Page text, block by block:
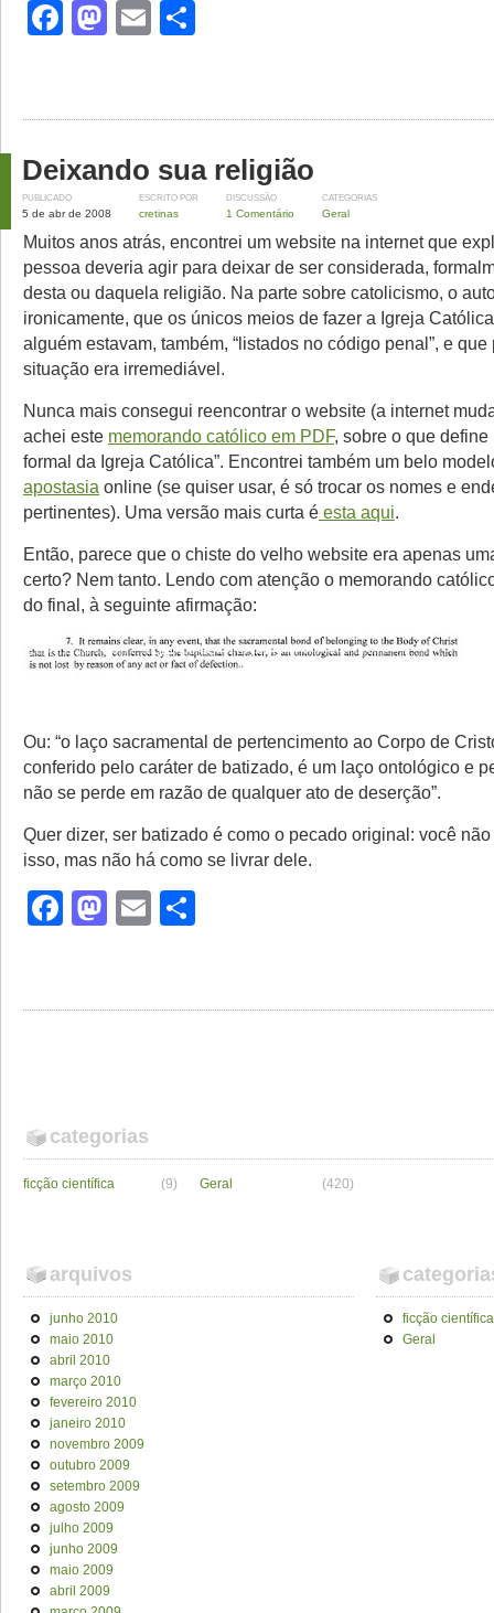
Facebook
Mastodon
Email
Deixando sua religião
PUBLICADO
5 de abr de 2008
ESCRITO POR
cretinas
DISCUSSÃO
1 Comentário
CATEGORIAS
Geral
Muitos anos atrás, encontrei um website na internet que
pessoa deveria agir para deixar de ser considerada,
desta ou daquela religião. Na parte sobre catolicismo, o
ironicamente, que os únicos meios de fazer a Igreja
alguém estavam, também, “listados no código penal”, e que
situação era irremediável.
Nunca mais consegui reencontrar o website (a internet
achei este memorando católico em PDF, sobre o que define
formal da Igreja Católica”. Encontrei também um belo
apostasia online (se quiser usar, é só trocar os nomes e
pertinentes). Uma versão mais curta é esta aqui.
Então, parece que o chiste do velho website era apenas
certo? Nem tanto. Lendo com atenção o memorando
do final, à seguinte afirmação:
Ou: “o laço sacramental de pertencimento ao Corpo de
conferido pelo caráter de batizado, é um laço ontológico e
não se perde em razão de qualquer ato de deserção”.
Quer dizer, ser batizado é como o pecado original: você
isso, mas não há como se livrar dele.
Facebook
Mastodon
Email
categorias
ficção científica (9) Geral (420)
arquivos
junho 2010
maio 2010
abril 2010
março 2010
fevereiro 2010
janeiro 2010
novembro 2009
outubro 2009
setembro 2009
agosto 2009
julho 2009
junho 2009
maio 2009
abril 2009
ficção científica
Geral